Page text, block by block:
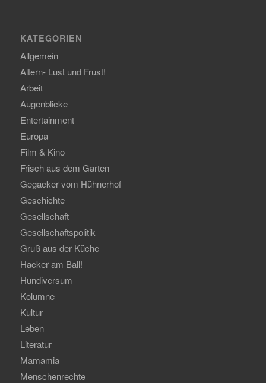
KATEGORIEN
Allgemein
Altern- Lust und Frust!
Arbeit
Augenblicke
Entertainment
Europa
Film & Kino
Frisch aus dem Garten
Gegacker vom Hühnerhof
Geschichte
Gesellschaft
Gesellschaftspolitik
Gruß aus der Küche
Hacker am Ball!
Hundiversum
Kolumne
Kultur
Leben
Literatur
Mamamia
Menschenrechte